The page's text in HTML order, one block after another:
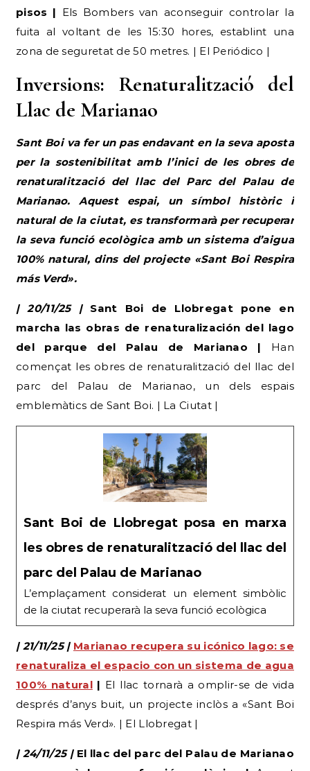
pisos | Els Bombers van aconseguir controlar la
fuita al voltant de les 15:30 hores, establint una
zona de seguretat de 50 metres. | El Periódico |
Inversions: Renaturalització del
Llac de Marianao
Sant Boi va fer un pas endavant en la seva aposta
per la sostenibilitat amb l’inici de les obres de
renaturalització del llac del Parc del Palau de
Marianao. Aquest espai, un símbol històric i
natural de la ciutat, es transformarà per recuperar
la seva funció ecològica amb un sistema d’aigua
100% natural, dins del projecte «Sant Boi Respira
más Verd».
| 20/11/25 | Sant Boi de Llobregat pone en
marcha las obras de renaturalización del lago
del parque del Palau de Marianao | Han
començat les obres de renaturalització del llac del
parc del Palau de Marianao, un dels espais
emblemàtics de Sant Boi. | La Ciutat |
Sant Boi de Llobregat posa en marxa
les obres de renaturalització del llac del
parc del Palau de Marianao
L’emplaçament considerat un element simbòlic
de la ciutat recuperarà la seva funció ecològica
| 21/11/25 | Marianao recupera su icónico lago: se
renaturaliza el espacio con un sistema de agua
100% natural| El llac tornarà a omplir-se de vida
després d’anys buit, un projecte inclòs a «Sant Boi
Respira más Verd». | El Llobregat |
| 24/11/25 | El llac del parc del Palau de Marianao